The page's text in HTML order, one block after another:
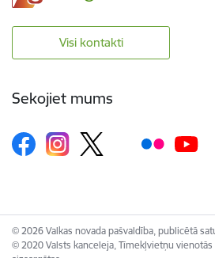
Visi kontakti
Sekojiet mums
© 2026 Valkas novada pašvaldība, publicētā
© 2020 Valsts kanceleja, Tīmekļvietņu